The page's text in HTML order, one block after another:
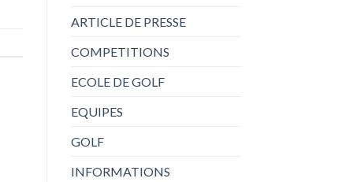
ARTICLE DE PRESSE
COMPETITIONS
ECOLE DE GOLF
EQUIPES
GOLF
INFORMATIONS